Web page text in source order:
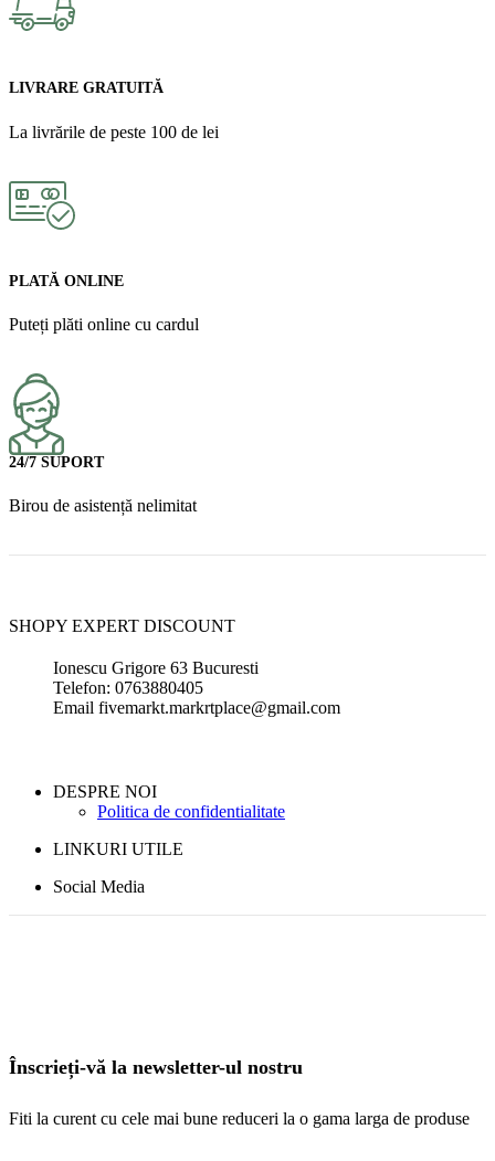
LIVRARE GRATUITĂ
La livrările de peste 100 de lei
PLATĂ ONLINE
Puteți plăti online cu cardul
24/7 SUPORT
Birou de asistență nelimitat
SHOPY EXPERT DISCOUNT
Ionescu Grigore 63 Bucuresti
Telefon: 0763880405
Email fivemarkt.markrtplace@gmail.com
DESPRE NOI
Politica de confidentialitate
LINKURI UTILE
Social Media
Înscrieți-vă la newsletter-ul nostru
Fiti la curent cu cele mai bune reduceri la o gama larga de produse